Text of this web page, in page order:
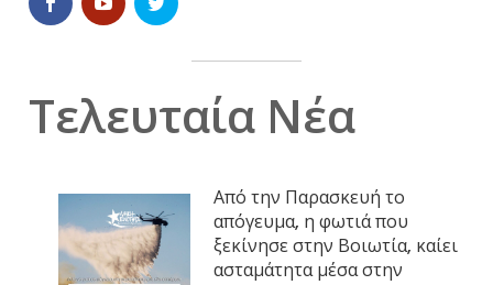
Τελευταία Νέα
Από την Παρασκευή το
απόγευμα, η φωτιά που
ξεκίνησε στην Βοιωτία, καίει
ασταμάτητα μέσα στην